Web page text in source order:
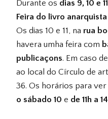
Durante os dias 9, 10 e
Feira do livro
Os dias 10 e 11, na rua
havera umha feira com
publicaçons. Em caso
ao local do Círculo de
36. Os horários para
o sábado 10 e de 11h a